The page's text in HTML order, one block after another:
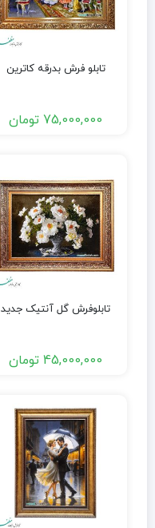
تابلو فرش بدرقه کاترین
75,000,000 تومان
تابلوفرش گل آنتیک جدید
45,000,000 تومان